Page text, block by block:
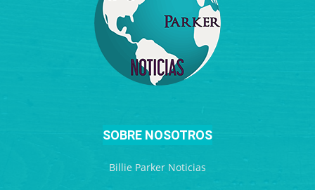
SOBRE NOSOTROS
Billie Parker Noticias